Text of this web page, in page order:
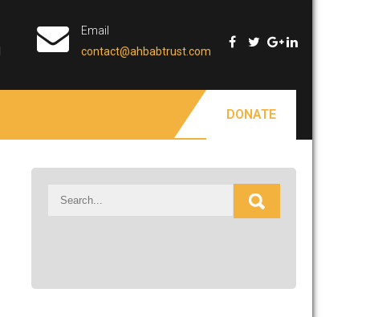
Email
contact@ahbabtrust.com
DONATE